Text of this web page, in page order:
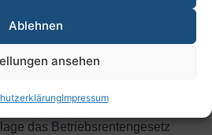
Ablehnen
ansehen
Impressum
zu berücksichtigen.
des öD, deren Partner den
haben Satzungen, die
in ihre Satzung umsetzen.
das Betriebsrentengesetz